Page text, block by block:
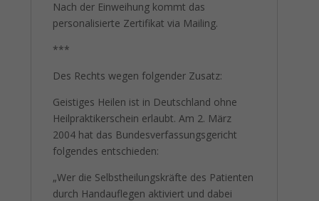
Nach der Einweihung kommt das
personalisierte Zertifikat via Mailing.
***
Des Rechts wegen folgender Zusatz:
Geistiges Heilen ist in Deutschland ohne
Heilpraktikerschein erlaubt. Am 2. März
2004 hat das Bundesverfassungsgericht
folgendes entschieden:
„Wer die Selbstheilungskräfte des Patienten
durch Handauflegen aktiviert und dabei